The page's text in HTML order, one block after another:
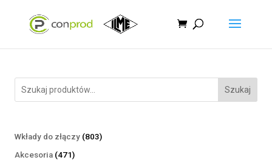
Szukaj
Wkłady do złączy 803803
Akcesoria 471471